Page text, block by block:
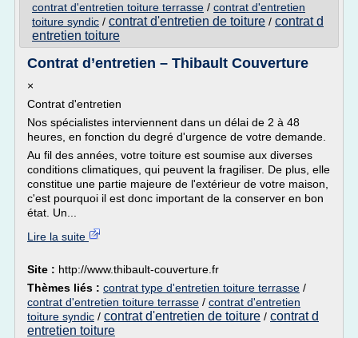
contrat d'entretien toiture terrasse / contrat d'entretien
toiture syndic / contrat d'entretien de toiture / contrat d
entretien toiture
Contrat d’entretien – Thibault Couverture
×
Contrat d'entretien
Nos spécialistes interviennent dans un délai de 2 à 48
heures, en fonction du degré d'urgence de votre demande.
Au fil des années, votre toiture est soumise aux diverses
conditions climatiques, qui peuvent la fragiliser. De plus, elle
constitue une partie majeure de l'extérieur de votre maison,
c'est pourquoi il est donc important de la conserver en bon
état. Un...
Lire la suite
Site : http://www.thibault-couverture.fr
Thèmes liés : contrat type d'entretien toiture terrasse /
contrat d'entretien toiture terrasse / contrat d'entretien
toiture syndic / contrat d'entretien de toiture / contrat d
entretien toiture